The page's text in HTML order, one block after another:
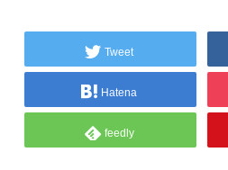
Tweet
Hatena
feedly